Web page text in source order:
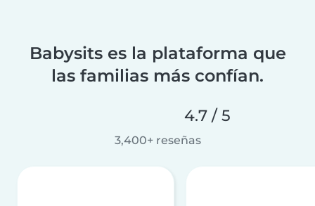
Babysits es la plataforma que
las familias más confían.
4.7 / 5
3,400+ reseñas